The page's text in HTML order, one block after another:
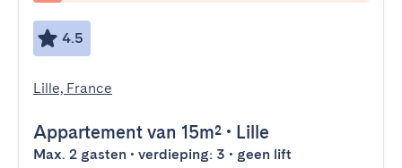
4.5
Lille, France
Appartement van 15m² • Lille
Max. 2 gasten • verdieping: 3 • geen lift